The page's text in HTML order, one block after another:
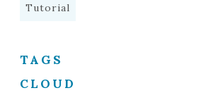
Tutorial
TAGS
CLOUD